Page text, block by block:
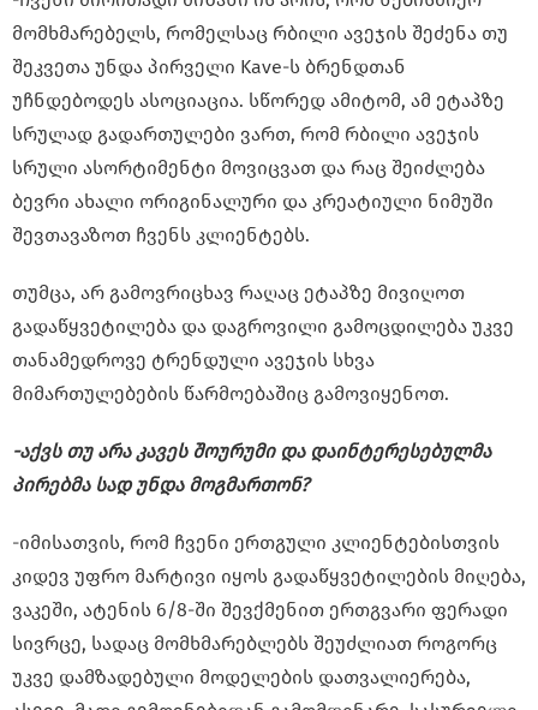
მომხმარებელს, რომელსაც რბილი ავეჯის შეძენა თუ
შეკვეთა უნდა პირველი Kave-ს ბრენდთან
უჩნდებოდეს ასოციაცია. სწორედ ამიტომ, ამ ეტაპზე
სრულად გადართულები ვართ, რომ რბილი ავეჯის
სრული ასორტიმენტი მოვიცვათ და რაც შეიძლება
ბევრი ახალი ორიგინალური და კრეატიული ნიმუში
შევთავაზოთ ჩვენს კლიენტებს.
თუმცა, არ გამოვრიცხავ რაღაც ეტაპზე მივიღოთ
გადაწყვეტილება და დაგროვილი გამოცდილება უკვე
თანამედროვე ტრენდული ავეჯის სხვა
მიმართულებების წარმოებაშიც გამოვიყენოთ.
-აქვს თუ არა კავეს შოურუმი და დაინტერესებულმა
პირებმა სად უნდა მოგმართონ?
-იმისათვის, რომ ჩვენი ერთგული კლიენტებისთვის
კიდევ უფრო მარტივი იყოს გადაწყვეტილების მიღება,
ვაკეში, ატენის 6/8-ში შევქმენით ერთგვარი ფერადი
სივრცე, სადაც მომხმარებლებს შეუძლიათ როგორც
უკვე დამზადებული მოდელების დათვალიერება,